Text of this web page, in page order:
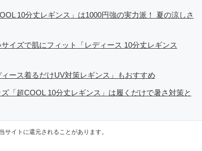
やフリマアプリは生活のインフラになる」という考えを持つ。ま
フリマアプリが家計の救世主になりえると考え、業者とは違う視
10分丈レギンス」は1000円強の実力派！ 夏の涼しさ
イズで肌にフィット「レディース 10分丈レギンス
ース着るだけUV対策レギンス」もおすすめ
「超COOL 10分丈レギンス」は履くだけで暑さ対策と
イトに還元されることがあります。